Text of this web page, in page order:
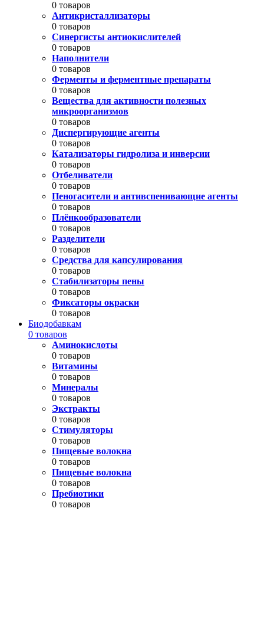
0 товаров
Антикристаллизаторы
0 товаров
Синергисты антиокислителей
0 товаров
Наполнители
0 товаров
Ферменты и ферментные препараты
0 товаров
Вещества для активности полезных
микроорганизмов
0 товаров
Диспергирующие агенты
0 товаров
Катализаторы гидролиза и инверсии
0 товаров
Отбеливатели
0 товаров
Пеногасители и антивспенивающие агенты
0 товаров
Плёнкообразователи
0 товаров
Разделители
0 товаров
Средства для капсулирования
0 товаров
Стабилизаторы пены
0 товаров
Фиксаторы окраски
0 товаров
Биодобавкам
0 товаров
Аминокислоты
0 товаров
Витамины
0 товаров
Минералы
0 товаров
Экстракты
0 товаров
Стимуляторы
0 товаров
Пищевые волокна
0 товаров
Пищевые волокна
0 товаров
Пребиотики
0 товаров